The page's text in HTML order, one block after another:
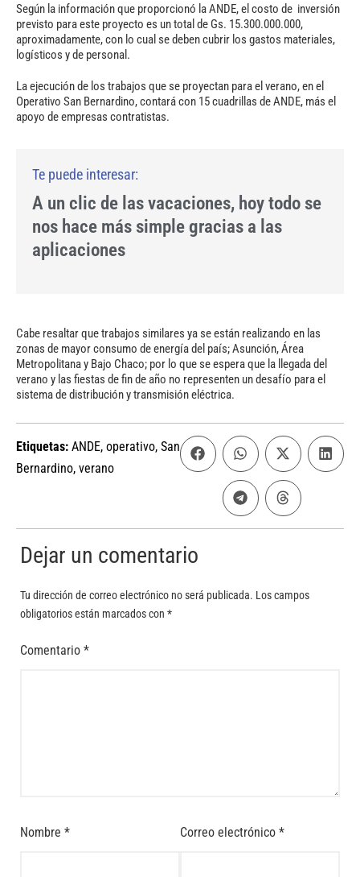
Según la información que proporcionó la ANDE, el costo de inversión
previsto para este proyecto es un total de Gs. 15.300.000.000,
aproximadamente, con lo cual se deben cubrir los gastos materiales,
logísticos y de personal.
La ejecución de los trabajos que se proyectan para el verano, en el
Operativo San Bernardino, contará con 15 cuadrillas de ANDE, más el
apoyo de empresas contratistas.
A un clic de las vacaciones, hoy todo se
nos hace más simple gracias a las
aplicaciones
Cabe resaltar que trabajos similares ya se están realizando en las
zonas de mayor consumo de energía del país; Asunción, Área
Metropolitana y Bajo Chaco; por lo que se espera que la llegada del
verano y las fiestas de fin de año no representen un desafío para el
sistema de distribución y transmisión eléctrica.
Etiquetas: ANDE, operativo, San
Bernardino, verano
Dejar un comentario
Tu dirección de correo electrónico no será publicada. Los campos
obligatorios están marcados con *
Comentario *
Nombre * Correo electrónico *